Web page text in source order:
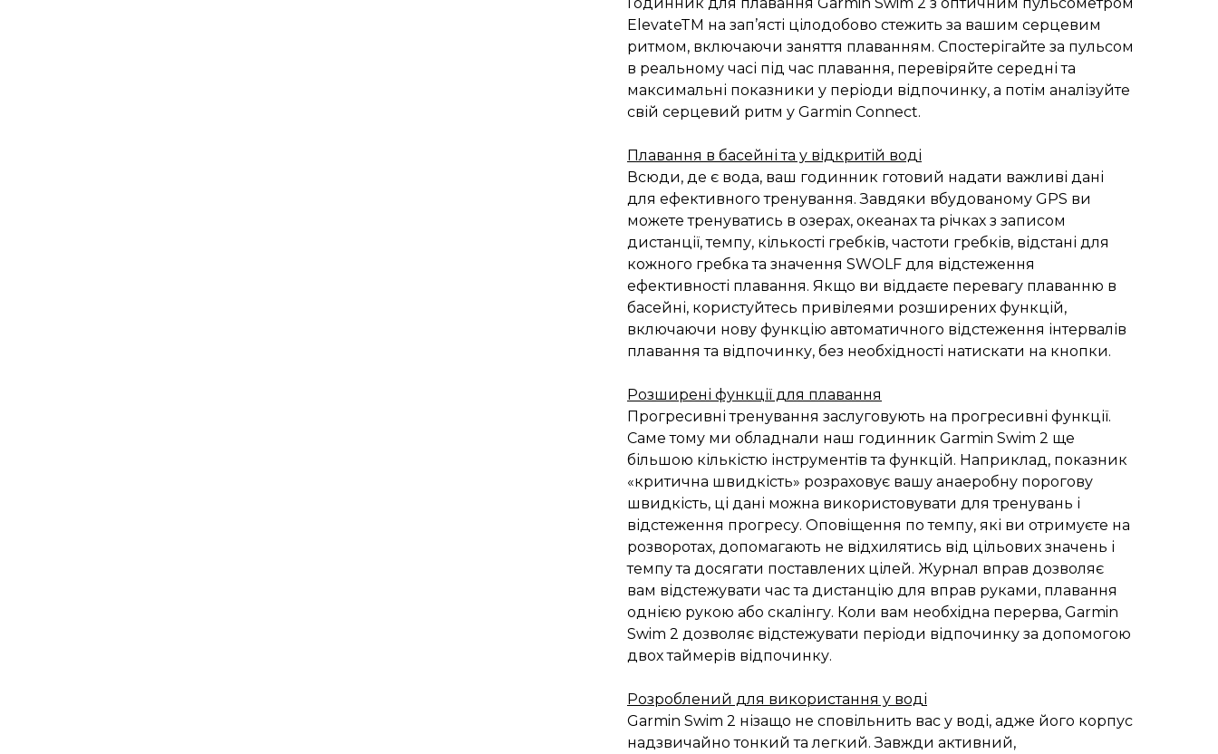
ElevateTM на зап’ясті цілодобово стежить за вашим серцевим
ритмом, включаючи заняття плаванням. Спостерігайте за пульсом
в реальному часі під час плавання, перевіряйте середні та
максимальні показники у періоди відпочинку, а потім аналізуйте
свій серцевий ритм у Garmin Connect.
Плавання в басейні та у відкритій воді
Всюди, де є вода, ваш годинник готовий надати важливі дані
для ефективного тренування. Завдяки вбудованому GPS ви
можете тренуватись в озерах, океанах та річках з записом
дистанції, темпу, кількості гребків, частоти гребків, відстані для
кожного гребка та значення SWOLF для відстеження
ефективності плавання. Якщо ви віддаєте перевагу плаванню в
басейні, користуйтесь привілеями розширених функцій,
включаючи нову функцію автоматичного відстеження інтервалів
плавання та відпочинку, без необхідності натискати на кнопки.
Розширені функції для плавання
Прогресивні тренування заслуговують на прогресивні функції.
Саме тому ми обладнали наш годинник Garmin Swim 2 ще
більшою кількістю інструментів та функцій. Наприклад, показник
«критична швидкість» розраховує вашу анаеробну порогову
швидкість, ці дані можна використовувати для тренувань і
відстеження прогресу. Оповіщення по темпу, які ви отримуєте на
розворотах, допомагають не відхилятись від цільових значень і
темпу та досягати поставлених цілей. Журнал вправ дозволяє
вам відстежувати час та дистанцію для вправ руками, плавання
однією рукою або скалінгу. Коли вам необхідна перерва, Garmin
Swim 2 дозволяє відстежувати періоди відпочинку за допомогою
двох таймерів відпочинку.
Розроблений для використання у воді
Garmin Swim 2 нізащо не сповільнить вас у воді, адже його корпус
надзвичайно тонкий та легкий. Завжди активний,